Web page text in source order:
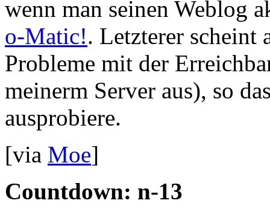
wenn man seinen Weblog
o-Matic!. Letzterer scheint
Probleme mit der
meinerm Server aus), so
ausprobiere.
[via Moe]
Countdown: n-13